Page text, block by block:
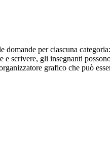
per ciascuna
scrivere, gli insegnanti
grafico che può